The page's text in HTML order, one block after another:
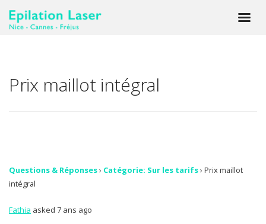
Prix maillot intégral
Questions & Réponses› Catégorie: Sur les tarifs› Prix maillot
intégral
Fathia asked 7 ans ago